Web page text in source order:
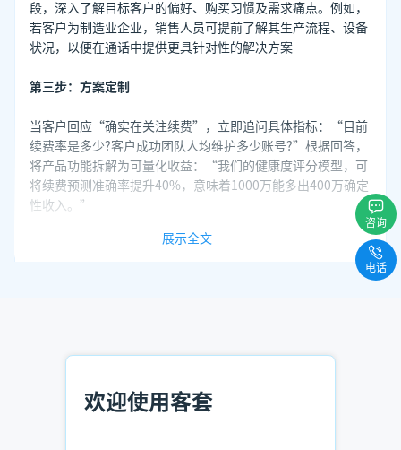
段，深入了解目标客户的偏好、购买习惯及需求痛点。例如，
若客户为制造业企业，销售人员可提前了解其生产流程、设备
状况，以便在通话中提供更具针对性的解决方案
第三步：方案定制
当客户回应“确实在关注续费”，立即追问具体指标：“目前
续费率是多少?客户成功团队人均维护多少账号?”根据回答，
将产品功能拆解为可量化收益：“我们的健康度评分模型，可
将续费预测准确率提升40%，意味着1000万能多出400万确定
性收入。”
第四步：风险共担——“让客户看到失败成本”。B2B决策怕
担责，需主动消除风险：“如果3个月后续费率提升未达5%，
我们退还全年服务费，并免费提供行业标杆企业的客户成功流
第五步：持续跟进与优化
电话销售并非一蹴而就，而是需要持续跟进和优化的过程。销
展示全文
欢迎使用客套
咨询
电话